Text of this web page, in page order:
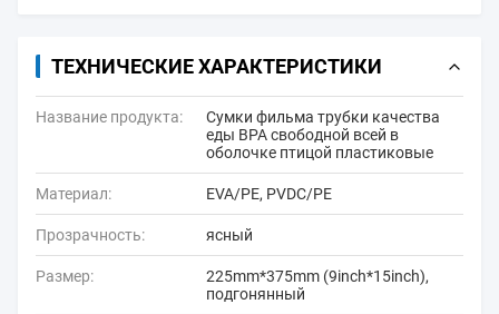
ТЕХНИЧЕСКИЕ ХАРАКТЕРИСТИКИ
Название продукта:
Сумки фильма трубки качества
еды BPA свободной всей в
оболочке птицой пластиковые
Материал: EVA/PE, PVDC/PE
Прозрачность: ясный
Размер:
225mm*375mm (9inch*15inch),
подгонянный